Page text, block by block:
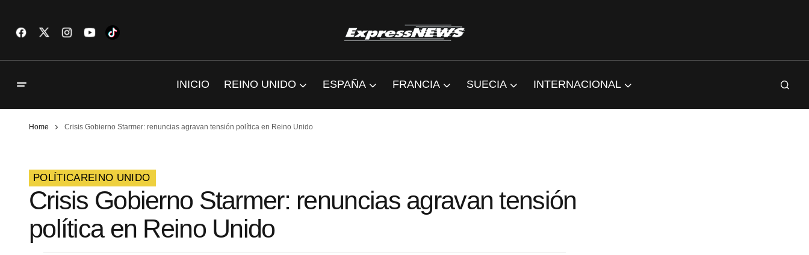
INICIO REINO UNIDO ESPAÑA FRANCIA SUECIA INTERNACIONAL
Home Crisis Gobierno Starmer: renuncias agravan tensión política en Reino Unido
POLÍTICAREINO UNIDO
Crisis Gobierno Starmer: renuncias agravan tensión
política en Reino Unido